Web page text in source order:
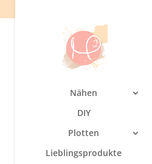
Nähen
DIY
Plotten
Lieblingsprodukte